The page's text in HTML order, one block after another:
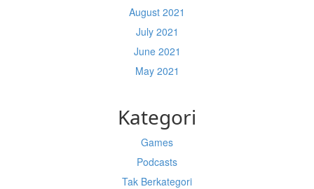
August 2021
July 2021
June 2021
May 2021
Kategori
Games
Podcasts
Tak Berkategori